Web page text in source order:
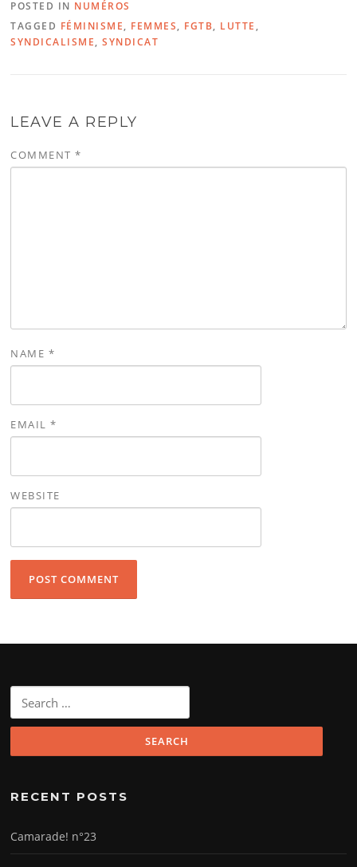
POSTED IN NUMÉROS
TAGGED FÉMINISME, FEMMES, FGTB, LUTTE ,
SYNDICALISME,SYNDICAT
LEAVE A REPLY
COMMENT*
NAME *
EMAIL*
WEBSITE
for:
RECENT POSTS
Camarade! n°23